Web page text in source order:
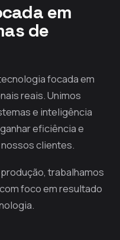
em
de
focada em
reais. Unimos
e inteligência
eficiência e
clientes.
trabalhamos
foco em resultado